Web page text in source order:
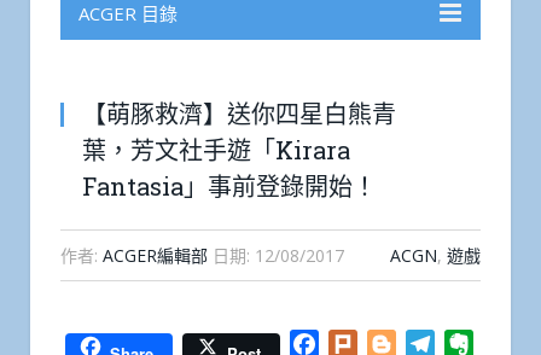
ACGER 目錄
【萌豚救濟】送你四星白熊青
葉，芳文社手遊「Kirara
Fantasia」事前登錄開始！
作者: ACGER編輯部 日期: 12/08/2017 ACGN, 遊戲
Facebook
Plurk BloggerTelegram